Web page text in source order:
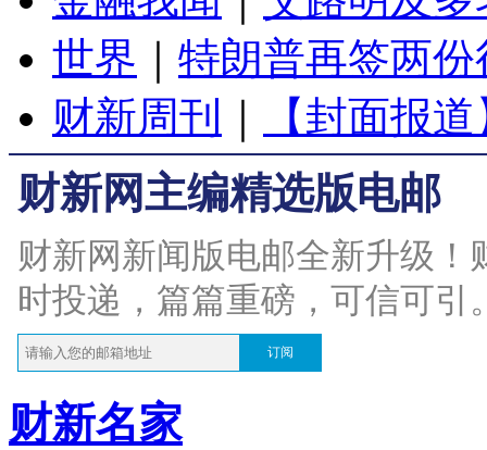
世界
特朗普再签两
财新周刊
【封面报
财新网主编精选版电邮
财新网新闻版电邮全新升级
时投递，篇篇重磅，可信可引
订阅
财新名家